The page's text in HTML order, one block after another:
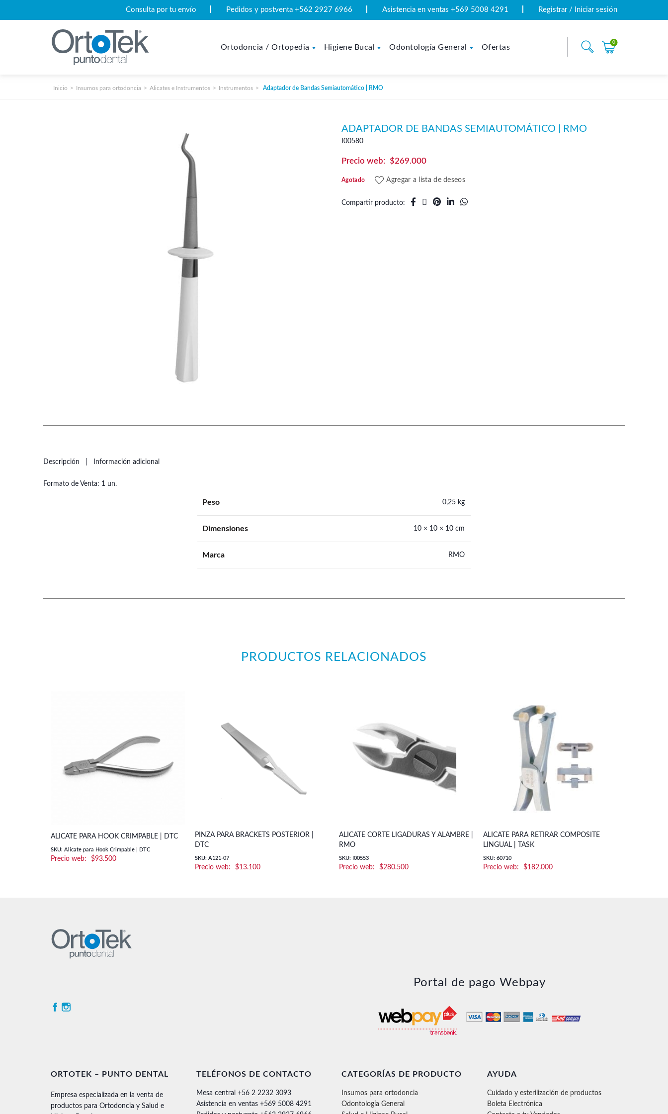
Consulta por tu envío Pedidos y postventa +562 2927 6966 Asistencia en ventas +569 5008 4291 Registrar / Iniciar sesión
Ortodoncia / Ortopedia Higiene Bucal Odontología General Ofertas
0
Inicio Insumos para ortodoncia Alicates e Instrumentos Instrumentos Adaptador de Bandas Semiautomático | RMO
ADAPTADOR DE BANDAS SEMIAUTOMÁTICO | RMO
I00580
$269.000
Agotado Agregar a lista de deseos
Compartir producto
Descripción Información adicional
Formato de Venta: 1 un.
Peso 0,25 kg
Dimensiones 10 × 10 × 10 cm
Marca RMO
PRODUCTOS RELACIONADOS
ALICATE PARA HOOK CRIMPABLE | DTC
SKU: Alicate para Hook Crimpable | DTC
$93.500
PINZA PARA BRACKETS POSTERIOR |
DTC
SKU: A121-07
$13.100
ALICATE CORTE LIGADURAS Y ALAMBRE |
RMO
SKU: I00553
$280.500
ALICATE PARA RETIRAR COMPOSITE
LINGUAL | TASK
SKU: 60710
$182.000
Portal de pago Webpay
ORTOTEK – PUNTO DENTAL
Empresa especializada en la venta de
productos para Ortodoncia y Salud e
TELÉFONOS DE CONTACTO
Mesa central +56 2 2232 3093
Asistencia en ventas +569 5008 4291
CATEGORÍAS DE PRODUCTO
Insumos para ortodoncia
Odontología General
AYUDA
Cuidado y esterilización de productos
Boleta Electrónica